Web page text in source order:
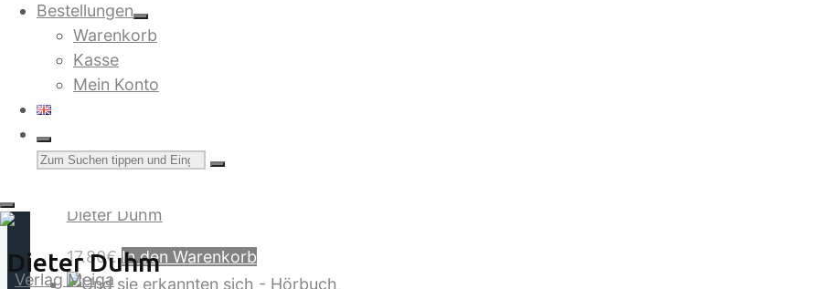
Bestellungen
Warenkorb
Kasse
Mein Konto
Suchen
Dieter Duhm
Alle 19 Ergebnisse werden angezeigt
Terra Nova. Globale Revolution und Heilung der
Dieter Duhm
17.80€ In den Warenkorb